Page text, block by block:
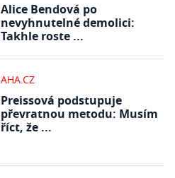
Alice Bendová po
nevyhnutelné demolici:
Takhle roste ...
AHA.CZ
Preissová podstupuje
převratnou metodu: Musím
říct, že ...